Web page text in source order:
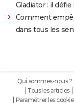
Gladiator : il
Comment
dans tous les
Qui sommes-nous ?
Tous les articles
Paramétrer les